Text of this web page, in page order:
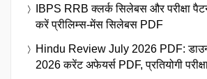
IBPS RRB क्लर्क सिलेबस और परीक्षा
करें प्रीलिम्स-मेंस सिलेबस PDF
Hindu Review July 2026 PDF:
2026 करेंट अफेयर्स PDF, प्रतियोगी